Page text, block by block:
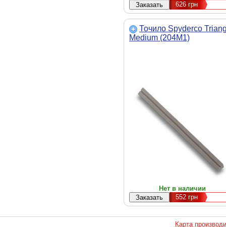
626грн
Точило Spyderco
Medium (204M1)
Нет в наличии
552грн
Карта